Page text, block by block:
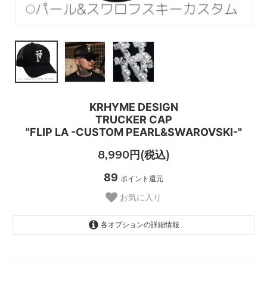
KRHYME DESIGN
TRUCKER CAP
"FLIP LA -CUSTOM PEARL&SWAROVSKI-"
8,990円(税込)
89 ポイント還元
お気に入り
各オプションの詳細情報